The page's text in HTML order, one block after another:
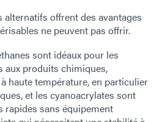
offrent des avantages
ne peuvent pas offrir.
sont idéaux pour les
aux produits chimiques,
haute température, en particulier
et les cyanoacrylates sont
rapides sans équipement